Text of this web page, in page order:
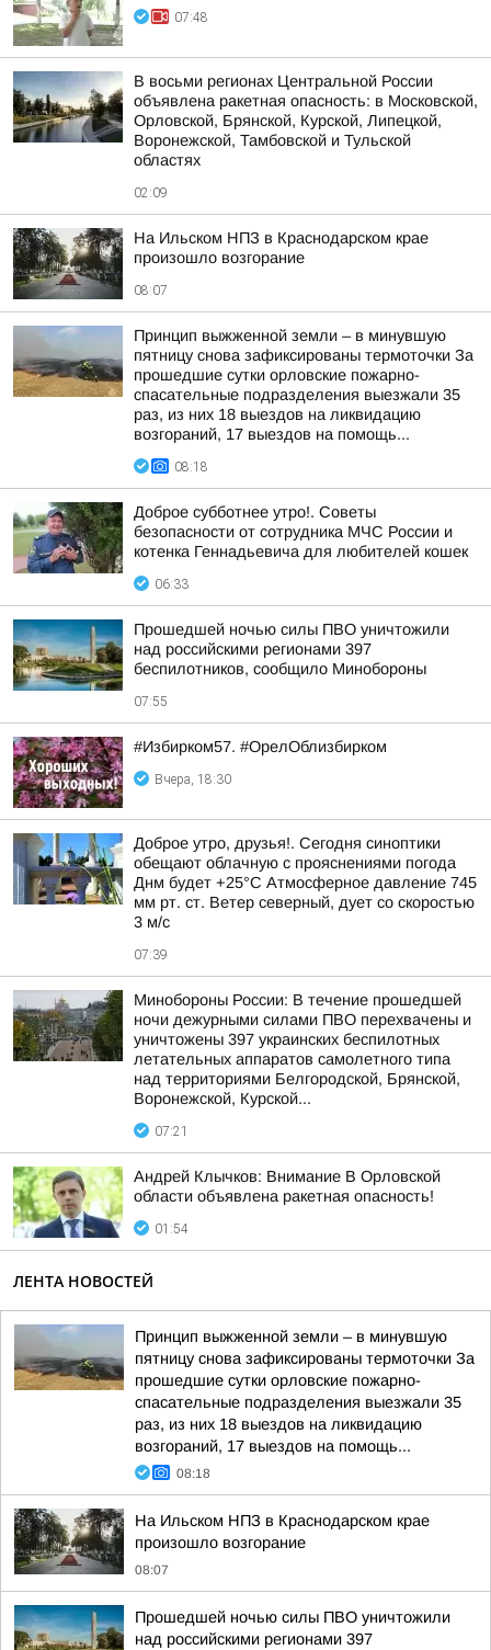
07:48
В восьми регионах Центральной России
объявлена ракетная опасность: в Московской,
Орловской, Брянской, Курской, Липецкой,
Воронежской, Тамбовской и Тульской
областях
02:09
На Ильском НПЗ в Краснодарском крае
произошло возгорание
08:07
Принцип выжженной земли – в минувшую
пятницу снова зафиксированы термоточки За
прошедшие сутки орловские пожарно-
спасательные подразделения выезжали 35
раз, из них 18 выездов на ликвидацию
возгораний, 17 выездов на помощь...
08:18
Доброе субботнее утро!. Советы
безопасности от сотрудника МЧС России и
котенка Геннадьевича для любителей кошек
06:33
Прошедшей ночью силы ПВО уничтожили
над российскими регионами 397
беспилотников, сообщило Минобороны
07:55
#Избирком57. #ОрелОблизбирком
Вчера, 18:30
Доброе утро, друзья!. Сегодня синоптики
обещают облачную с прояснениями погода
Днм будет +25°С Атмосферное давление 745
мм рт. ст. Ветер северный, дует со скоростью
3 м/с
07:39
Минобороны России: В течение прошедшей
ночи дежурными силами ПВО перехвачены и
уничтожены 397 украинских беспилотных
летательных аппаратов самолетного типа
над территориями Белгородской, Брянской,
Воронежской, Курской...
07:21
Андрей Клычков: Внимание В Орловской
области объявлена ракетная опасность!
01:54
ЛЕНТА НОВОСТЕЙ
Принцип выжженной земли – в минувшую
пятницу снова зафиксированы термоточки За
прошедшие сутки орловские пожарно-
спасательные подразделения выезжали 35
раз, из них 18 выездов на ликвидацию
возгораний, 17 выездов на помощь...
08:18
На Ильском НПЗ в Краснодарском крае
произошло возгорание
08:07
Прошедшей ночью силы ПВО уничтожили
над российскими регионами 397